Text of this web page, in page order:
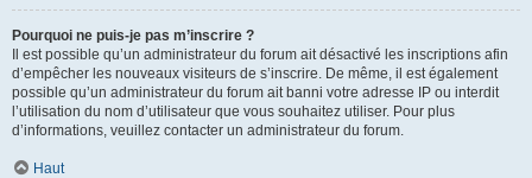
Pourquoi ne puis-je pas m’inscrire ?
Il est possible qu’un administrateur du forum ait désactivé les inscriptions afin
d’empêcher les nouveaux visiteurs de s’inscrire. De même, il est également
possible qu’un administrateur du forum ait banni votre adresse IP ou interdit
l’utilisation du nom d’utilisateur que vous souhaitez utiliser. Pour plus
d’informations, veuillez contacter un administrateur du forum.
Haut